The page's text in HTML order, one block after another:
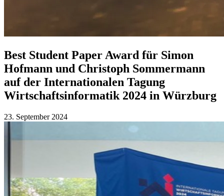
Best Student Paper Award für Simon
Hofmann und Christoph Sommermann
auf der Internationalen Tagung
Wirtschaftsinformatik 2024 in Würzburg
23. September 2024